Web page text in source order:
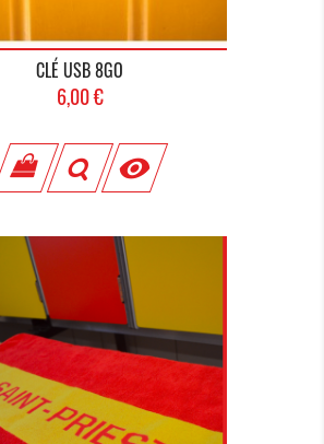
CLÉ USB 8GO
Prix
6,00 €
